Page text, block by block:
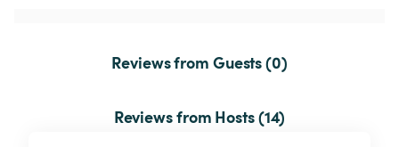
Reviews from Guests (0)
Reviews from Hosts (14)